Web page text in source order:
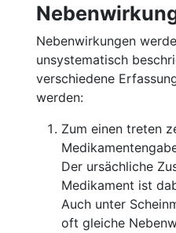
Nebenwirkungen
unsystematisch
verschiedene
werden:
Zum einen treten
Der ursächliche
Medikament ist
Auch unter
oft gleiche